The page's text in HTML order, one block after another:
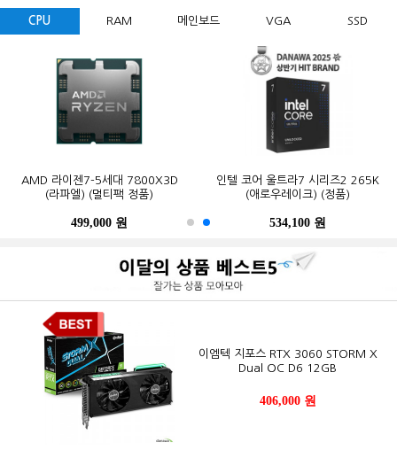
CPU RAM 메인보드 VGA SSD
AMD 라이젠7-5세대 7800X3D
(라파엘) (멀티팩 정품)
499,000 원
인텔 코어 울트라7 시리즈2 265K
(애로우레이크) (정품)
534,100 원
ESSENCORE KLEVV DDR5-5600
CL46 파인인포 (16GB)
341,000 원
마이크론 Crucial DDR5-5600 CL46
PRO 대원씨티에스 (16GB)
387,000 원
GIGABYTE B650M K 피씨디렉트
123,000 원
ASUS TUF Gaming B850-PLUS WIFI
STCOM(조립용)
339,000 원
GIGABYTE 지포스 RTX 5060
WINDFORCE MAX OC D7 8GB
피씨디렉트
632,200 원
MSI 지포스 RTX 5070 게이밍 트리오
OC D7 12GB 트라이프로져4
1,299,000 원
Western Digital WD BLACK
SN850X M.2 NVMe (2TB)
550,000 원
삼성전자 990 PRO M.2 NVMe (2TB)
1,027,000 원
이엠텍 지포스 RTX 3060 STORM X
Dual OC D6 12GB
406,000 원